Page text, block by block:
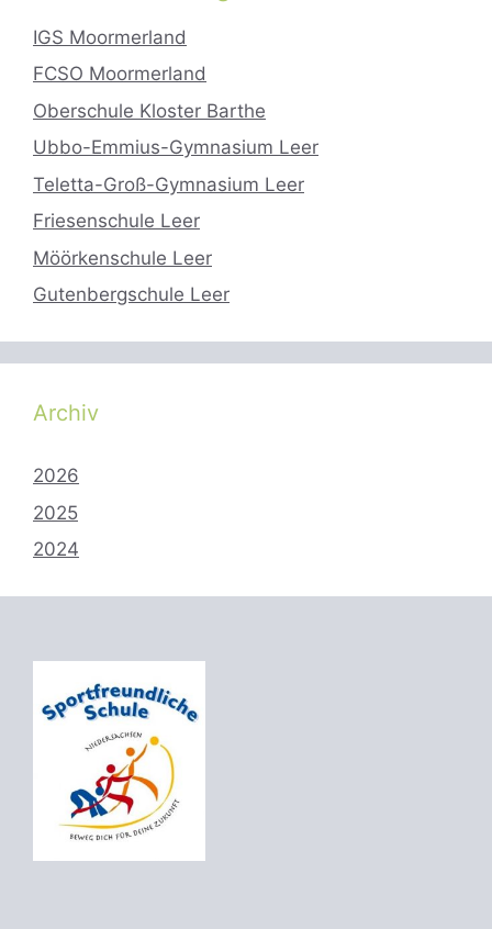
IGS Moormerland
FCSO Moormerland
Oberschule Kloster Barthe
Ubbo-Emmius-Gymnasium Leer
Teletta-Groß-Gymnasium Leer
Friesenschule Leer
Möörkenschule Leer
Gutenbergschule Leer
Archiv
2026
2025
2024